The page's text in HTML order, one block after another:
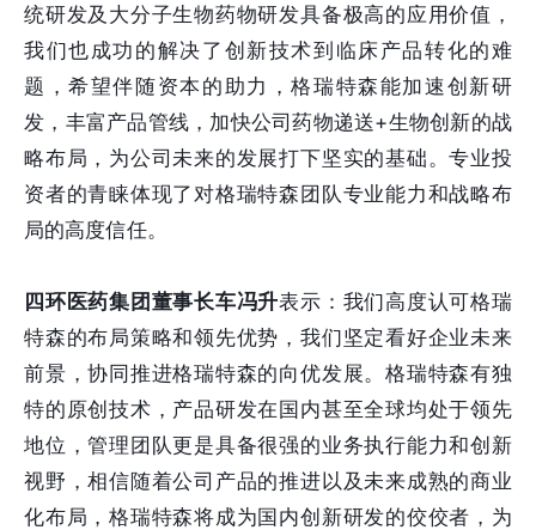
统研发及大分子生物药物研发具备极高的应用价值，
我们也成功的解决了创新技术到临床产品转化的难
题，希望伴随资本的助力，格瑞特森能加速创新研
发，丰富产品管线，加快公司药物递送+生物创新的战
略布局，为公司未来的发展打下坚实的基础。专业投
资者的青睐体现了对格瑞特森团队专业能力和战略布
局的高度信任。
四环医药集团董事长车冯升表示：我们高度认可格瑞
特森的布局策略和领先优势，我们坚定看好企业未来
前景，协同推进格瑞特森的向优发展。格瑞特森有独
特的原创技术，产品研发在国内甚至全球均处于领先
地位，管理团队更是具备很强的业务执行能力和创新
视野，相信随着公司产品的推进以及未来成熟的商业
化布局，格瑞特森将成为国内创新研发的佼佼者，为